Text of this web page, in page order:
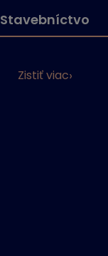
Stavebníctvo
Zistiť viac